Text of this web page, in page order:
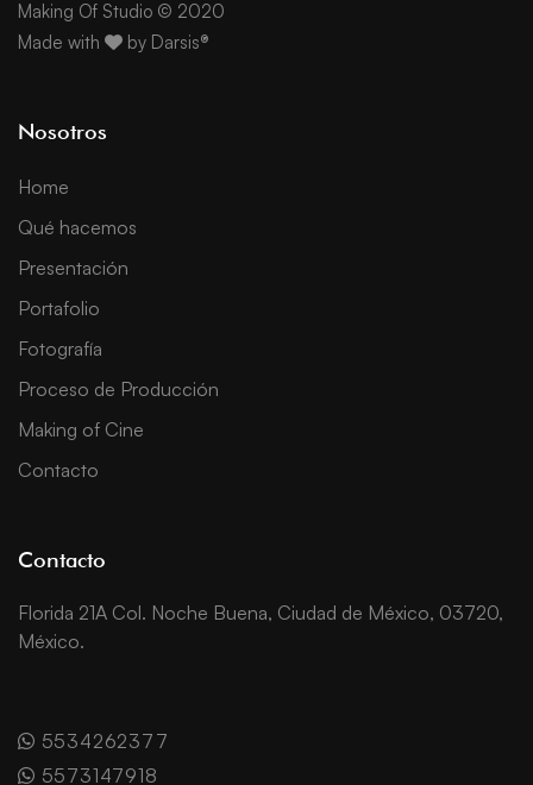
Making Of Studio © 2020
Made with
by Darsis®
Nosotros
Home
Qué hacemos
Presentación
Portafolio
Fotografía
Proceso de Producción
Making of Cine
Contacto
Contacto
Florida 21A Col. Noche Buena, Ciudad de México, 03720,
México.
5534262377
5573147918